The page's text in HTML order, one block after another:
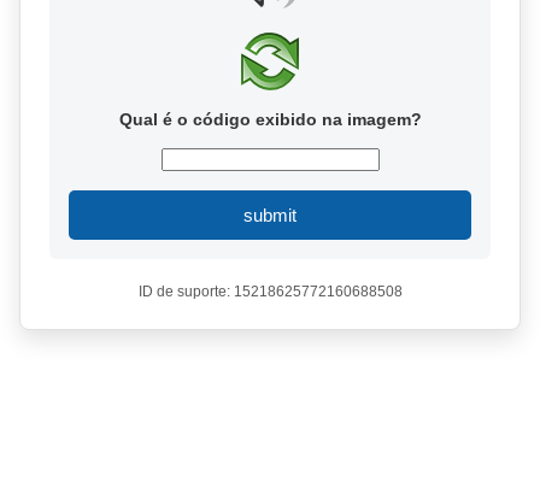
Qual é o código exibido na imagem?
submit
ID de suporte: 15218625772160688508